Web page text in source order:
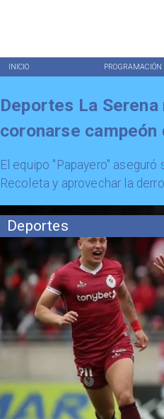
INICIO PROGRAMACIÓN
Deportes
Deportes La
coronarse
​El equipo "Papayero"
Recoleta y aprovechar la